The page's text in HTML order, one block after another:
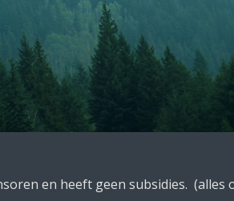
en heeft geen subsidies. (alles